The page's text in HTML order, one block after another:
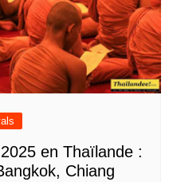
en Thaïlande :
Chiang